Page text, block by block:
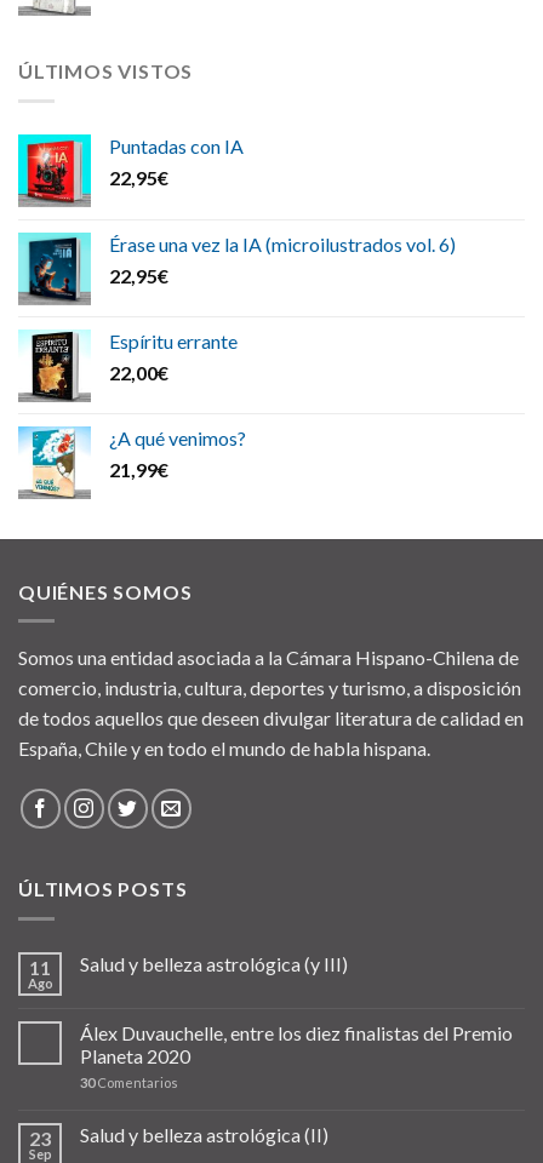
ÚLTIMOS VISTOS
Puntadas con IA
22,95€
Érase una vez la IA (microilustrados vol. 6)
22,95€
Espíritu errante
22,00€
¿A qué venimos?
21,99€
QUIÉNES SOMOS
Somos una entidad asociada a la Cámara Hispano-Chilena de
comercio, industria, cultura, deportes y turismo, a disposición
de todos aquellos que deseen divulgar literatura de calidad en
España, Chile y en todo el mundo de habla hispana.
ÚLTIMOS POSTS
11
Ago
Salud y belleza astrológica (y III)
Álex Duvauchelle, entre los diez finalistas del Premio
Planeta 2020
30Comentarios
23
Sep
Salud y belleza astrológica (II)